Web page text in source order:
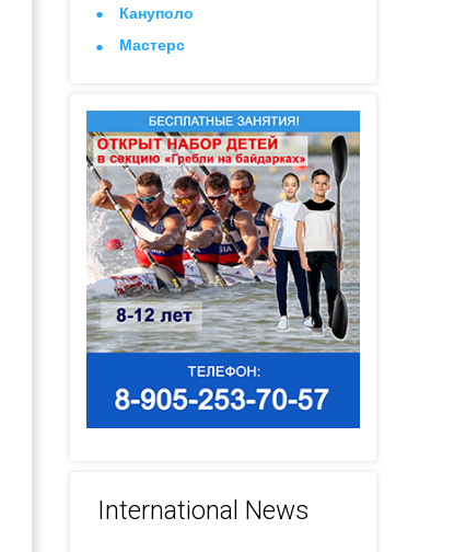
Кануполо
Мастерс
International News